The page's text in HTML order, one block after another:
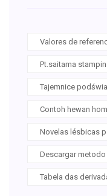
Valores de
Pt.saitama
Tajemnice
Contoh hewan
Novelas lésbicas
Descargar
Tabela das